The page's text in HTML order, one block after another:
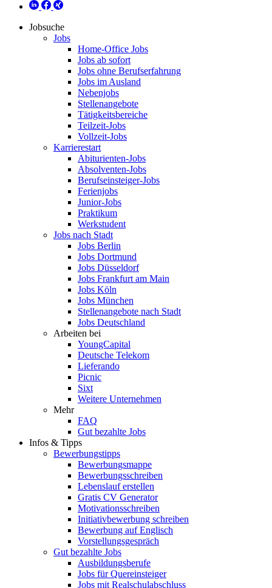
Jobsuche
Jobs
Home-Office Jobs
Jobs ab sofort
Jobs ohne Berufserfahrung
Jobs im Ausland
Nebenjobs
Stellenangebote
Tätigkeitsbereiche
Teilzeit-Jobs
Vollzeit-Jobs
Karrierestart
Abiturienten-Jobs
Absolventen-Jobs
Berufseinsteiger-Jobs
Ferienjobs
Junior-Jobs
Praktikum
Werkstudent
Jobs nach Stadt
Jobs Berlin
Jobs Dortmund
Jobs Düsseldorf
Jobs Frankfurt am Main
Jobs Köln
Jobs München
Stellenangebote nach Stadt
Jobs Deutschland
Arbeiten bei
YoungCapital
Deutsche Telekom
Lieferando
Picnic
Sixt
Weitere Unternehmen
Mehr
FAQ
Gut bezahlte Jobs
Infos & Tipps
Bewerbungstipps
Bewerbungsmappe
Bewerbungsschreiben
Lebenslauf erstellen
Gratis CV Generator
Motivationsschreiben
Initiativbewerbung schreiben
Bewerbung auf Englisch
Vorstellungsgespräch
Gut bezahlte Jobs
Ausbildungsberufe
Jobs für Quereinsteiger
Jobs mit Realschulabschluss